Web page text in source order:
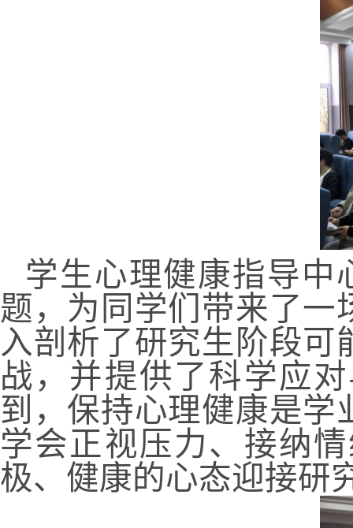
学生心理健康指导中
题，为同学们带来了一
入剖析了研究生阶段
战，并提供了科学应
到，保持心理健康是学
学会正视压力、接纳
极、健康的心态迎接研